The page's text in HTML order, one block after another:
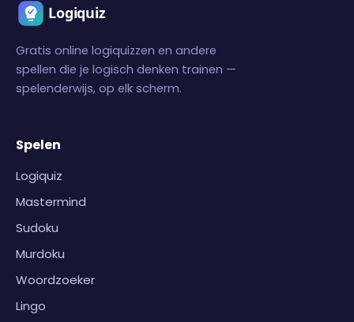
Gratis online logiquizzen en andere
spellen die je logisch denken trainen —
spelenderwijs, op elk scherm.
Spelen
Logiquiz
Mastermind
Sudoku
Murdoku
Woordzoeker
Lingo